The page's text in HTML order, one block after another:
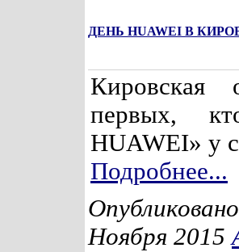
ДЕНЬ HUAWEI В
первых,
HUAWEI» у
Подробнее...
Ноября 2015